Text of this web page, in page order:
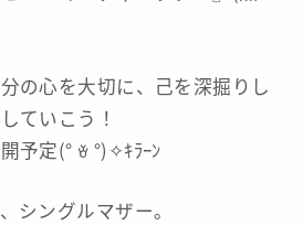
の心を大切に、己を深掘りし
ていこう！
予定(° ꈊ °)✧ｷﾗｰﾝ
シングルマザー。